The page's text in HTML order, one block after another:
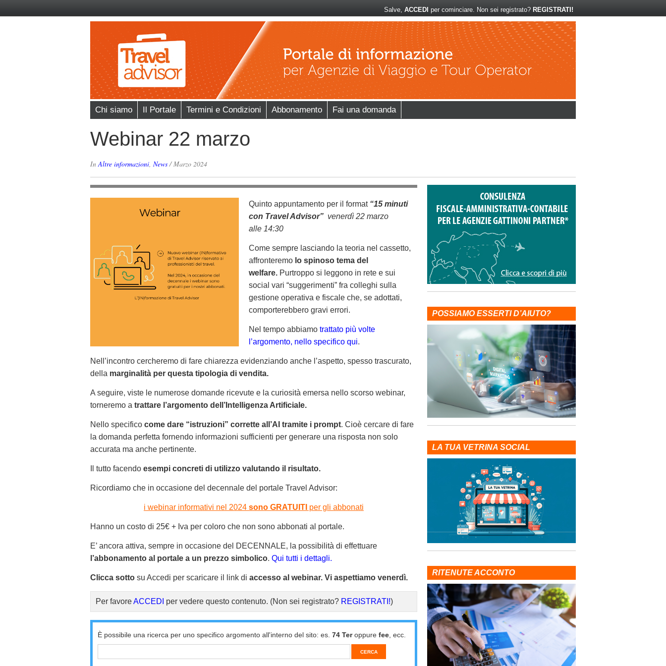
Salve, ACCEDI per cominciare. Non sei registrato? REGISTRATI!
Chi siamo Il Portale Termini e Condizioni Abbonamento Fai una domanda
Webinar 22 marzo
InAltre informazioni, News/Marzo 2024
Quinto appuntamento per il format “15 minuti
con Travel Advisor” venerdì 22 marzo
alle 14:30
Come sempre lasciando la teoria nel cassetto,
affronteremo lo spinoso tema del
welfare. Purtroppo si leggono in rete e sui
social vari “suggerimenti” fra colleghi sulla
gestione operativa e fiscale che, se adottati,
comporterebbero gravi errori.
Nel tempo abbiamo trattato più volte
l’argomento, nello specifico qui.
Nell’incontro cercheremo di fare chiarezza evidenziando anche l’aspetto, spesso trascurato,
della marginalità per questa tipologia di vendita.
A seguire, viste le numerose domande ricevute e la curiosità emersa nello scorso webinar,
torneremo a trattare l’argomento dell’Intelligenza Artificiale.
Nello specifico come dare “istruzioni” corrette all’AI tramite i prompt. Cioè cercare di fare
la domanda perfetta fornendo informazioni sufficienti per generare una risposta non solo
accurata ma anche pertinente.
Il tutto facendo esempi concreti di utilizzo valutando il risultato.
Ricordiamo che in occasione del decennale del portale Travel Advisor:
i webinar informativi nel 2024 sono GRATUITI per gli abbonati
Hanno un costo di 25€ + Iva per coloro che non sono abbonati al portale.
E’ ancora attiva, sempre in occasione del DECENNALE, la possibilità di effettuare
l’abbonamento al portale a un prezzo simbolico. Qui tutti i dettagli.
Clicca sotto su Accedi per scaricare il link di accesso al webinar. Vi aspettiamo venerdì.
Per favoreACCEDI per vedere questo contenuto. (Non sei registrato? REGISTRATI!)
È possibile una ricerca per uno specifico argomento all'interno del sito: es. 74 Teroppure fee , ecc.
POSSIAMO ESSERTI D’AIUTO?
LA TUA VETRINA SOCIAL
RITENUTE ACCONTO